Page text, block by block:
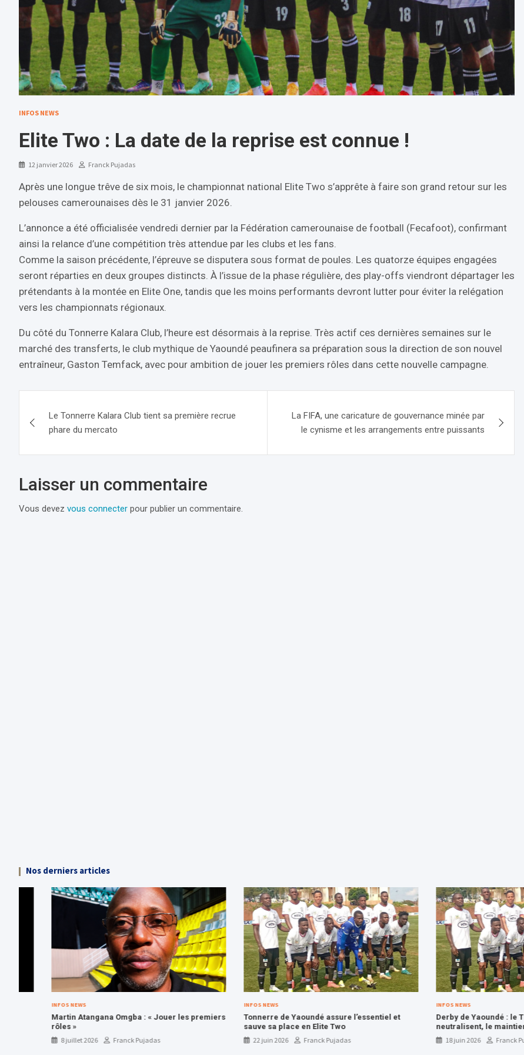
INFOS NEWS
Elite Two : La date de la reprise est connue !
12 janvier 2026 Franck Pujadas
Après une longue trêve de six mois, le championnat national Elite Two s’apprête à faire son grand retour sur les
pelouses camerounaises dès le 31 janvier 2026.
L’annonce a été officialisée vendredi dernier par la Fédération camerounaise de football (Fecafoot), confirmant
ainsi la relance d’une compétition très attendue par les clubs et les fans.
Comme la saison précédente, l’épreuve se disputera sous format de poules. Les quatorze équipes engagées
seront réparties en deux groupes distincts. À l’issue de la phase régulière, des play-offs viendront départager les
prétendants à la montée en Elite One, tandis que les moins performants devront lutter pour éviter la relégation
vers les championnats régionaux.
Du côté du Tonnerre Kalara Club, l’heure est désormais à la reprise. Très actif ces dernières semaines sur le
marché des transferts, le club mythique de Yaoundé peaufinera sa préparation sous la direction de son nouvel
entraîneur, Gaston Temfack, avec pour ambition de jouer les premiers rôles dans cette nouvelle campagne.
de
l’article
Le Tonnerre Kalara Club tient sa première recrue
phare du mercato
La FIFA, une caricature de gouvernance minée par
le cynisme et les arrangements entre puissants
Laisser un commentaire
Vous devez vous connecter pour publier un commentaire.
Nos derniers articles
INFOS NEWS
Martin Atangana Omgba : « Jouer les premiers
8 juillet 2026
Franck Pujadas
INFOS NEWS
Tonnerre de Yaoundé assure l’essentiel et
sauve sa place en Elite Two
22 juin 2026
Franck Pujadas
INFOS NEWS
Derby de Yaoundé : le TKC et
neutralisent, le maintien se
les Kalara Boys
18 juin 2026 Franck Pujadas